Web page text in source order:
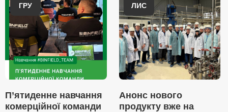
ГРУ
П’ятиденне навчання
комерційної команди
ЛИС
Анонс нового
продукту вже на